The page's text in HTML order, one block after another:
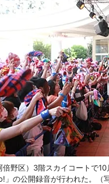
野区）3階スカイコートで
の公開録音が行われた。（